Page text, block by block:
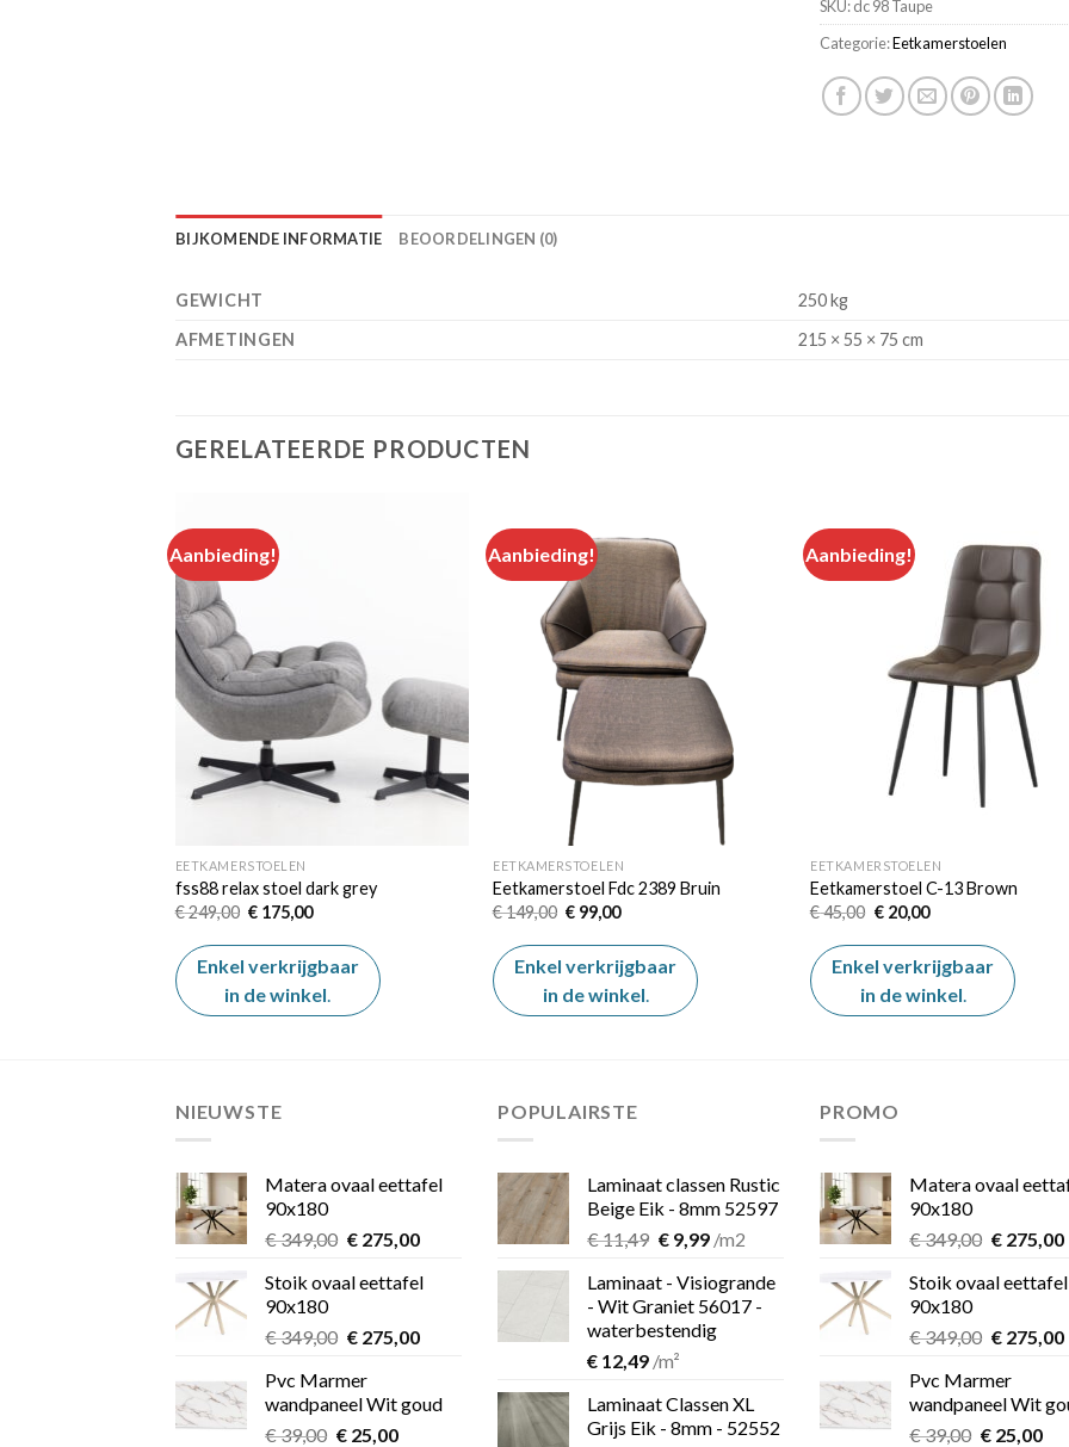
SKU:dc 98 Taupe
Categorie:Eetkamerstoelen
BIJKOMENDE INFORMATIE BEOORDELINGEN (0)
GEWICHT
250 kg
AFMETINGEN
215 × 55 × 75 cm
GERELATEERDE PRODUCTEN
Aanbieding!
EETKAMERSTOELEN
fss88 relax stoel dark grey
€249,00 Oorspronkelijke
was:
€ 249,00.
€ 175,00Huidige
is:
€ 175,00.
Enkel verkrijgbaar
in de winkel.
Aanbieding!
EETKAMERSTOELEN
Eetkamerstoel Fdc 2389 Bruin
€149,00 Oorspronkelijke
was:
€ 149,00.
€ 99,00Huidige
is:
€ 99,00.
Enkel verkrijgbaar
in de winkel.
Aanbieding!
EETKAMERSTOELEN
Eetkamerstoel C-13 Brown
€45,00 Oorspronkelijke
was:
€ 45,00.
€20,00Huidige
is:
€ 20,00.
Enkel verkrijgbaar
in de winkel.
NIEUWSTE
Matera ovaal eettafel
90x180
€349,00 Oorspronkelijke
was:
€275,00Huidige
is:
Stoik ovaal eettafel
90x180
€349,00 Oorspronkelijke
was:
€ 349,00.
€275,00Huidige
€ 275,00.
Pvc Marmer
wandpaneel Wit goud
€39,00 Oorspronkelijke
€25,00Huidige
POPULAIRSTE
Laminaat classen Rustic
Beige Eik - 8mm 52597
€11,49 Oorspronkelijke
was:
€ 11,49.
€9,99Huidige
is:
€ 9,99.
/m2
Laminaat - Visiogrande
- Wit Graniet 56017 -
waterbestendig
€ 12,49 /m²
Laminaat Classen XL
Grijs Eik - 8mm - 52552
PROMO
Matera ovaal
90x180
€349,00
was:
€275,00
is:
Stoik ovaal eettafel
90x180
€349,00
was:
€ 349,00.
€275,00
Pvc Marmer
wandpaneel Wit
€39,00 €25,00